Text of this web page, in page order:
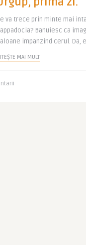
va trece prin minte mai
Banuiesc ca
impanzind cerul. Da,
MAI MULT